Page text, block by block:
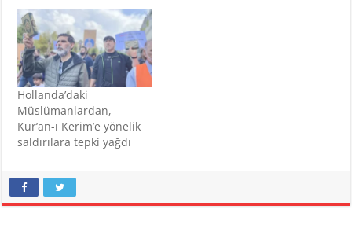
Hollanda’daki
Müslümanlardan,
Kur’an-ı Kerim’e yönelik
saldırılara tepki yağdı